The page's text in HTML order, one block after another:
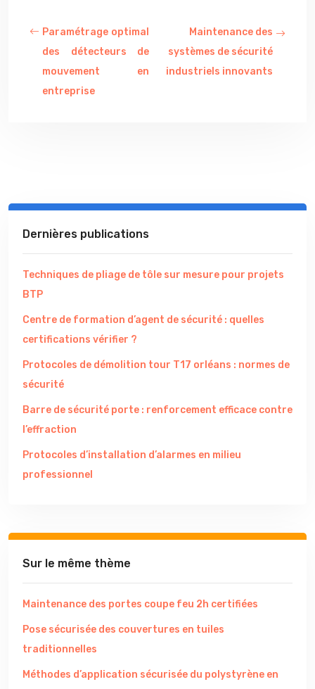
Paramétrage optimal
des détecteurs de
mouvement en
entreprise
Maintenance des
systèmes de sécurité
industriels innovants
Dernières publications
Techniques de pliage de tôle sur mesure pour projets
BTP
Centre de formation d’agent de sécurité : quelles
certifications vérifier ?
Protocoles de démolition tour T17 orléans : normes de
sécurité
Barre de sécurité porte : renforcement efficace contre
l’effraction
Protocoles d’installation d’alarmes en milieu
professionnel
Sur le même thème
Maintenance des portes coupe feu 2h certifiées
Pose sécurisée des couvertures en tuiles
traditionnelles
Méthodes d’application sécurisée du polystyrène en